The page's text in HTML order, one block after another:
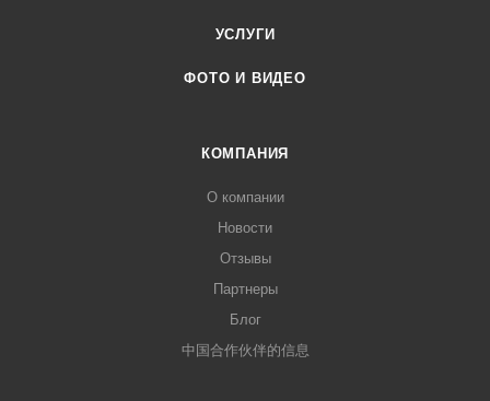
УСЛУГИ
ФОТО И ВИДЕО
КОМПАНИЯ
О компании
Новости
Отзывы
Партнеры
Блог
中国合作伙伴的信息